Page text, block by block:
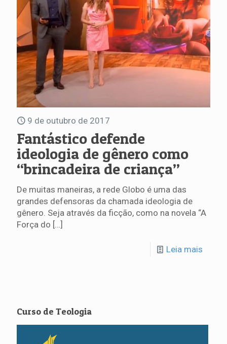
9 de outubro de 2017
Fantástico defende
ideologia de gênero como
“brincadeira de criança”
De muitas maneiras, a rede Globo é uma das
grandes defensoras da chamada ideologia de
gênero. Seja através da ficção, como na novela “A
Força do […]
Leia mais
Curso de Teologia